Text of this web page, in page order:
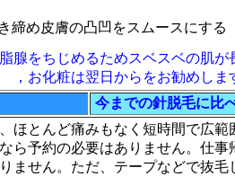
締め皮膚の凸凹をスムースにす
腺をちじめるためスベスベの肌
，お化粧は翌日からをお勧めしま
今までの針脱毛に比
ほとんど痛みもなく短時間で広
ら予約の必要はありません。仕
ません。ただ、テープなどで抜